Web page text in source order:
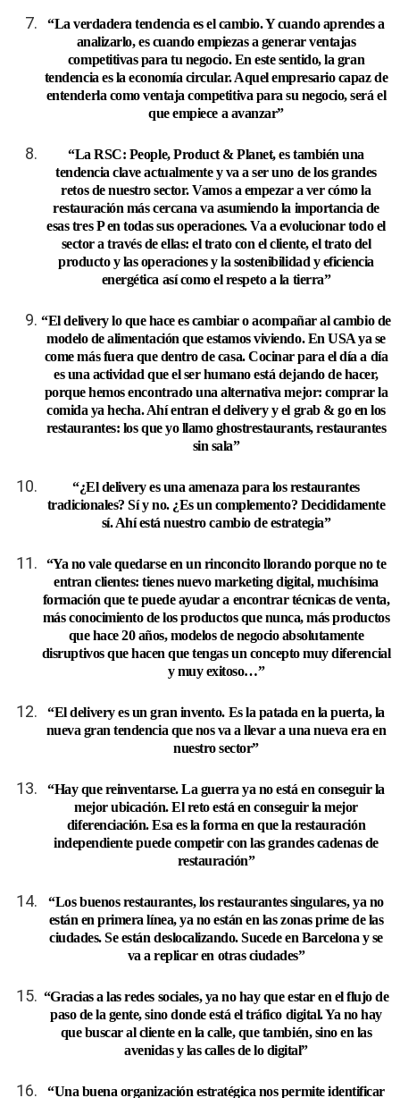
“La verdadera tendencia es el cambio. Y cuando aprendes a
analizarlo, es cuando empiezas a generar ventajas
competitivas para tu negocio. En este sentido, la gran
tendencia es la economía circular. Aquel empresario capaz de
entenderla como ventaja competitiva para su negocio, será el
que empiece a avanzar”
“La RSC: People, Product & Planet, es también una
tendencia clave actualmente y va a ser uno de los grandes
retos de nuestro sector. Vamos a empezar a ver cómo la
restauración más cercana va asumiendo la importancia de
esas tres P en todas sus operaciones. Va a evolucionar todo el
sector a través de ellas: el trato con el cliente, el trato del
producto y las operaciones y la sostenibilidad y eficiencia
energética así como el respeto a la tierra”
“El delivery lo que hace es cambiar o acompañar al cambio de
modelo de alimentación que estamos viviendo. En USA ya se
come más fuera que dentro de casa. Cocinar para el día a día
es una actividad que el ser humano está dejando de hacer,
porque hemos encontrado una alternativa mejor: comprar la
comida ya hecha. Ahí entran el delivery y el grab & go en los
restaurantes: los que yo llamo ghostrestaurants, restaurantes
sin sala”
“¿El delivery es una amenaza para los restaurantes
tradicionales? Sí y no. ¿Es un complemento? Decididamente
sí. Ahí está nuestro cambio de estrategia”
“Ya no vale quedarse en un rinconcito llorando porque no te
entran clientes: tienes nuevo marketing digital, muchísima
formación que te puede ayudar a encontrar técnicas de venta,
más conocimiento de los productos que nunca, más productos
que hace 20 años, modelos de negocio absolutamente
disruptivos que hacen que tengas un concepto muy diferencial
y muy exitoso…”
“El delivery es un gran invento. Es la patada en la puerta, la
nueva gran tendencia que nos va a llevar a una nueva era en
nuestro sector”
“Hay que reinventarse. La guerra ya no está en conseguir la
mejor ubicación. El reto está en conseguir la mejor
diferenciación. Esa es la forma en que la restauración
independiente puede competir con las grandes cadenas de
restauración”
“Los buenos restaurantes, los restaurantes singulares, ya no
están en primera línea, ya no están en las zonas prime de las
ciudades. Se están deslocalizando. Sucede en Barcelona y se
va a replicar en otras ciudades”
“Gracias a las redes sociales, ya no hay que estar en el flujo de
paso de la gente, sino donde está el tráfico digital. Ya no hay
que buscar al cliente en la calle, que también, sino en las
avenidas y las calles de lo digital”
“Una buena organización estratégica nos permite identificar